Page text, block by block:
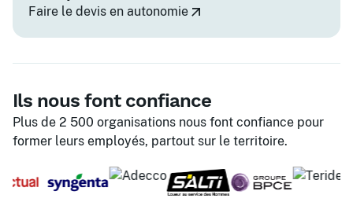
Faire le devis en autonomie
Ils nous font confiance
Plus de 2 500 organisations nous font confiance pour
former leurs employés, partout sur le territoire.